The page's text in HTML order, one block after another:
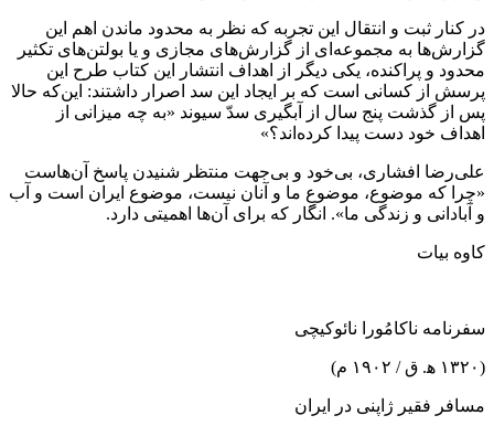
در کنار ثبت و انتقال این تجربه که نظر به محدود ماندن اهم این
گزارش‌ها به مجموعه‌ای از گزارش‌های مجازی و یا بولتن‌های تکثیر
محدود و پراکنده، یکی دیگر از اهداف انتشار این کتاب طرح این
پرسش از کسانی است که بر ایجاد این سد اصرار داشتند: این‌که حالا
پس از گذشت پنج سال از آبگیری سدّ سیوند «به چه میزانی از
اهداف خود دست پیدا کرده‌اند؟»
علی‌رضا افشاری، بی‌خود و بی‌جهت منتظر شنیدن پاسخ آن‌هاست
«چرا که موضوع، موضوعِ ما و آنان نیست، موضوع ایران است و آب
و آبادانی و زندگی ما». انگار که برای آن‌ها اهمیتی دارد.
کاوه بیات
سفرنامه ناکامُورا نائوکیچی
(۱۳۲۰ ﻫ. ق / ۱۹۰۲ م)
مسافر فقیر ژاپنی در ایران